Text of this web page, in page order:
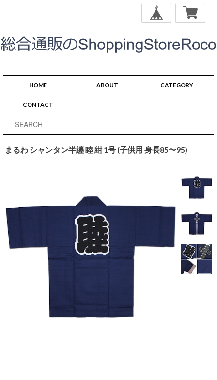
HOME ABOUT CATEGORY
CONTACT
まるわ シャンタン半纏 睦 紺 1号 (子供用 身長85〜95)